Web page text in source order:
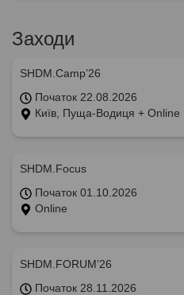
Заходи
SHDM.Camp’26
Початок 22.08.2026
Київ, Пуща-Водиця + Online
SHDM.Focus
Початок 01.10.2026
Online
SHDM.FORUM’26
Початок 28.11.2026